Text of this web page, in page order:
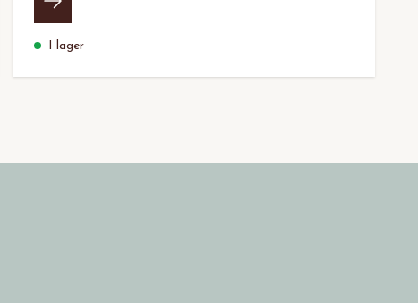
I lager